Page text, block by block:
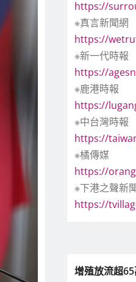
https://
※真言新聞網
https://
※新一代時報
https://
※鹿港時報
https://
※中台灣時報
https://
※橘傳媒
https://
※下港之聲新
https://
增殖放流超